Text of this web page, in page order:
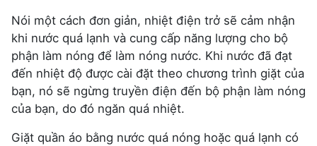
Nói một cách đơn giản, nhiệt điện trở sẽ cảm nhận
khi nước quá lạnh và cung cấp năng lượng cho bộ
phận làm nóng để làm nóng nước. Khi nước đã đạt
đến nhiệt độ được cài đặt theo chương trình giặt của
bạn, nó sẽ ngừng truyền điện đến bộ phận làm nóng
của bạn, do đó ngăn quá nhiệt.
Giặt quần áo bằng nước quá nóng hoặc quá lạnh có